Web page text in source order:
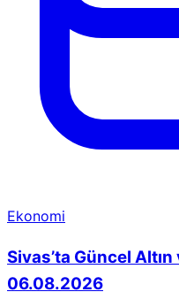
Ekonomi
Sivas’ta Güncel
06.08.2026